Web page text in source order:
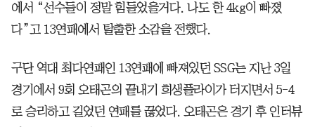
에서 “선수들이 정말 힘들었을거다. 나도 한 4kg이 빠졌
다”고 13연패에서 탈출한 소감을 전했다.
구단 역대 최다연패인 13연패에 빠져있던 SSG는 지난 3일
경기에서 9회 오태곤의 끝내기 희생플라이가 터지면서 5-4
로 승리하고 길었던 연패를 끊었다. 오태곤은 경기 후 인터뷰